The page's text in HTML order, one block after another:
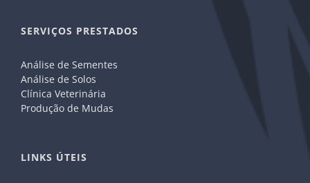
SERVIÇOS PRESTADOS
Análise de Sementes
Análise de Solos
Clínica Veterinária
Produção de Mudas
LINKS ÚTEIS